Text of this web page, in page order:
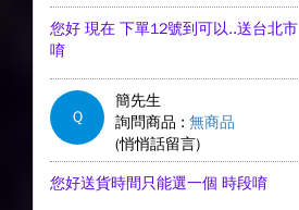
您好 現在 下單12號到可以..送台北市
唷
Q
簡先生
詢問商品 : 無商品
(悄悄話留言)
您好送貨時間只能選一個 時段唷